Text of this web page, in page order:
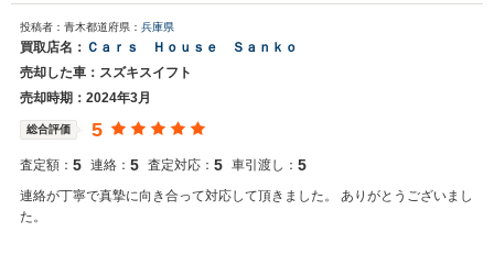
た。 弊社ではお車の買取・販売だけではなく、カーナビや車載カメラ
などの用品販売、自動車損害保険、整備・点検・車検まで、お客様の
カーライフをトータルでサポートさせていただくことをビジネスモデ
ルとしております。 またのご利用、スタッフ一同お待ち申し上げてお
投稿者：青木都道府県： 兵庫県
買取店名： Ｃａｒｓ Ｈｏｕｓｅ Ｓａｎｋｏ
売却した車：スズキスイフト
売却時期：2024年3月
総合評価 5
査定額： 5 連絡： 5 査定対応： 5 車引渡し： 5
連絡が丁寧で真摯に向き合って対応して頂きました。 ありがとうございまし
た。